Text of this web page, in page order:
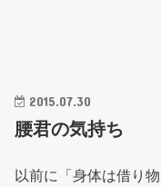
2015.07.30
腰君の気持ち
以前に「身体は借り